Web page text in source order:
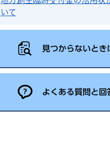
いて
見つからないとき
よくある質問と回